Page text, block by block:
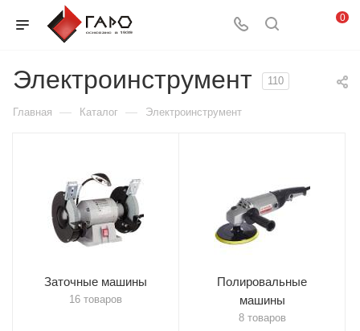
0
Электроинструмент 110
Главная — Каталог — Электроинструмент
Заточные машины
16 товаров
Полировальные
машины
8 товаров